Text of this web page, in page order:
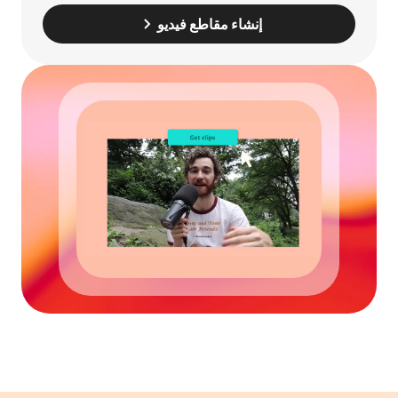
إنشاء مقاطع فيديو